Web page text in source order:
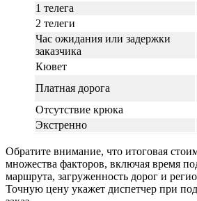
1 телега
2 телеги
Час ожидания или задержки
заказчика
Кювет
Платная дорога
Отсутствие крюка
Экстренно
Обратите внимание, что итоговая
множества факторов, включая время
маршрута, загруженность дорог и
Точную цену укажет диспетчер при